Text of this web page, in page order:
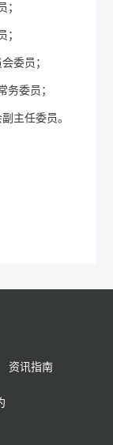
；
；
委员；
务委员；
主任委员。
资讯指南